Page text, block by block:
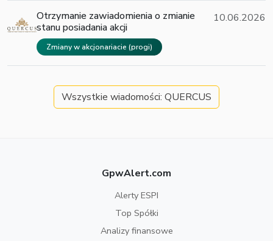
Otrzymanie zawiadomienia o zmianie
stanu posiadania akcji
Zmiany w akcjonariacie (progi)
10.06.2026
Wszystkie wiadomości: QUERCUS
GpwAlert.com
Alerty ESPI
Top Spółki
Analizy finansowe